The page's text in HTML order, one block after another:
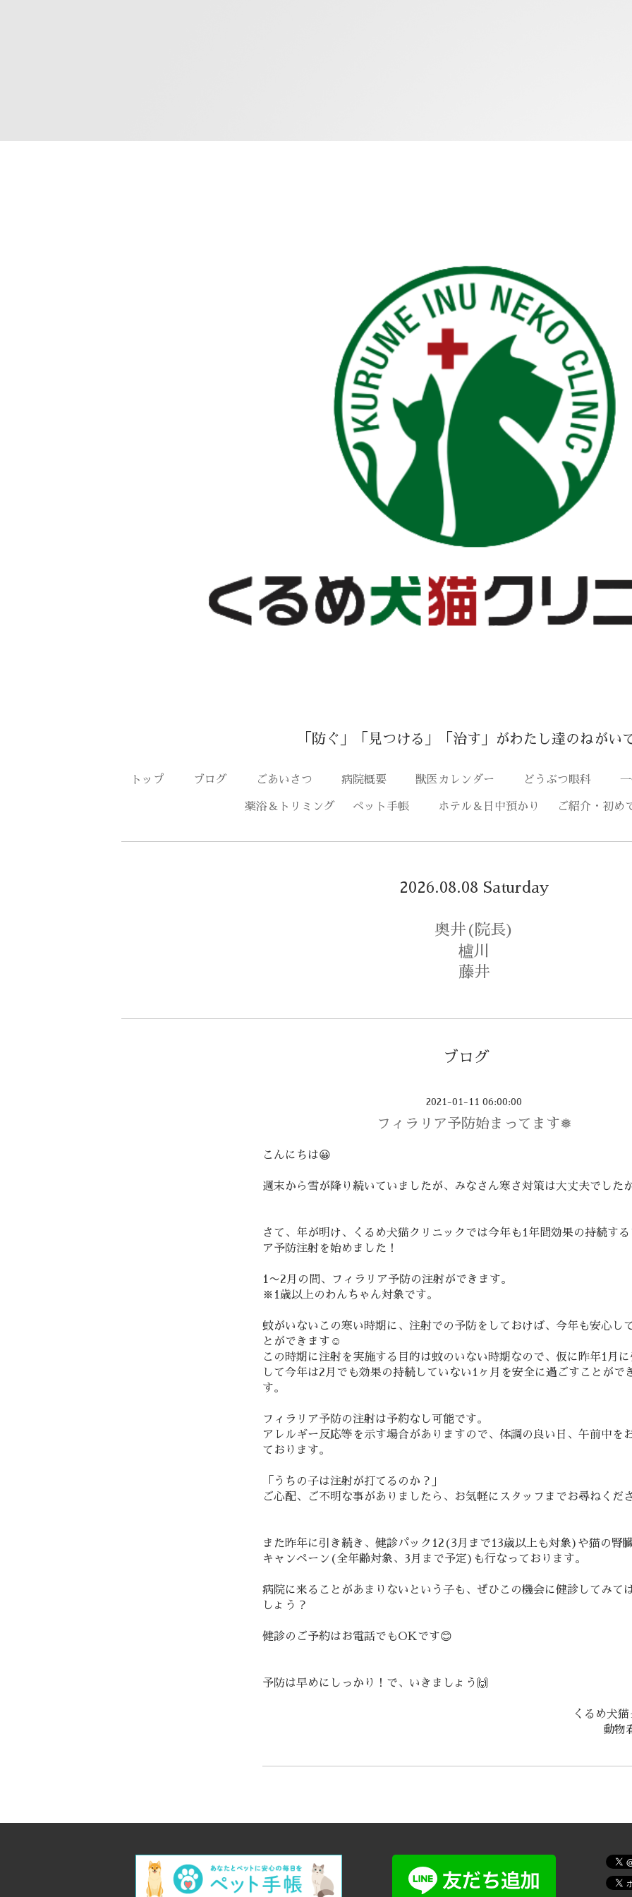
「防ぐ」「見つける」「治す」がわたし達のねがい
トップ ブログ ごあいさつ 病院概要 獣医カレンダー どうぶつ眼科
薬浴＆トリミング ペット手帳 ホテル＆日中預かり ご紹介・初め
2026.08.08 Saturday
奥井(院長)
櫨川
藤井
ブログ
2021-01-11 06:00:00
フィラリア予防始まってます❅
こんにちは😀
週末から雪が降り続いていましたが、みなさん寒さ対策は大丈夫でした
さて、年が明け、くるめ犬猫クリニックでは今年も1年間効果の持続する
ア予防注射を始めました！
1〜2月の間、フィラリア予防の注射ができます。
※1歳以上のわんちゃん対象です。
蚊がいないこの寒い時期に、注射での予防をしておけば、今年も安心し
とができます☺️
この時期に注射を実施する目的は蚊のいない時期なので、仮に昨年1月に
して今年は2月でも効果の持続していない1ヶ月を安全に過ごすことがで
す。
フィラリア予防の注射は予約なし可能です。
アレルギー反応等を示す場合がありますので、体調の良い日、午前中を
ております。
「うちの子は注射が打てるのか？」
ご心配、ご不明な事がありましたら、お気軽にスタッフまでお尋ねくだ
また昨年に引き続き、健診パック12(3月まで13歳以上も対象)や猫の腎
キャンペーン(全年齢対象、3月まで予定)も行なっております。
病院に来ることがあまりないという子も、ぜひこの機会に健診してみて
しょう？
健診のご予約はお電話でもOKです😊
予防は早めにしっかり！で、いきましょう🙌
くるめ犬
動物